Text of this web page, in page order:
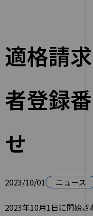
適格請
者登録
せ
2023/10/01 ニュース
2023年10月1日に開始